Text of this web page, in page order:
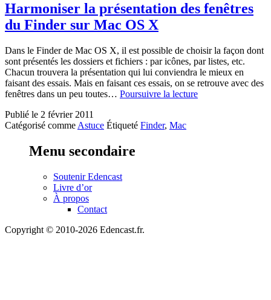
Harmoniser la présentation des fenêtres
du Finder sur Mac OS X
Dans le Finder de Mac OS X, il est possible de choisir la façon dont
sont présentés les dossiers et fichiers : par icônes, par listes, etc.
Chacun trouvera la présentation qui lui conviendra le mieux en
faisant des essais. Mais en faisant ces essais, on se retrouve avec des
fenêtres dans un peu toutes… Poursuivre la lectureHarmoniser
Publié le 2 février 2011
Catégorisé comme Astuce Étiqueté Finder, Mac
Menu secondaire
Soutenir Edencast
Livre d’or
À propos
Contact
Copyright © 2010-2026 Edencast.fr.